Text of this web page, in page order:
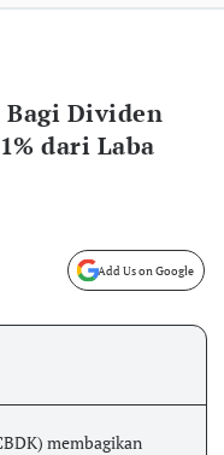
Bagi Dividen
dari Laba
Add Us on Google
membagikan